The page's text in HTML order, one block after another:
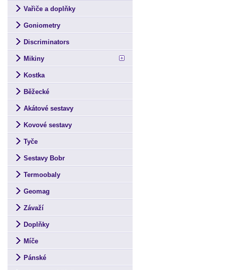
Vařiče a doplňky
Goniometry
Discriminators
Mikiny
Kostka
Běžecké
Akátové sestavy
Kovové sestavy
Tyče
Sestavy Bobr
Termoobaly
Geomag
Závaží
Doplňky
Míče
Pánské